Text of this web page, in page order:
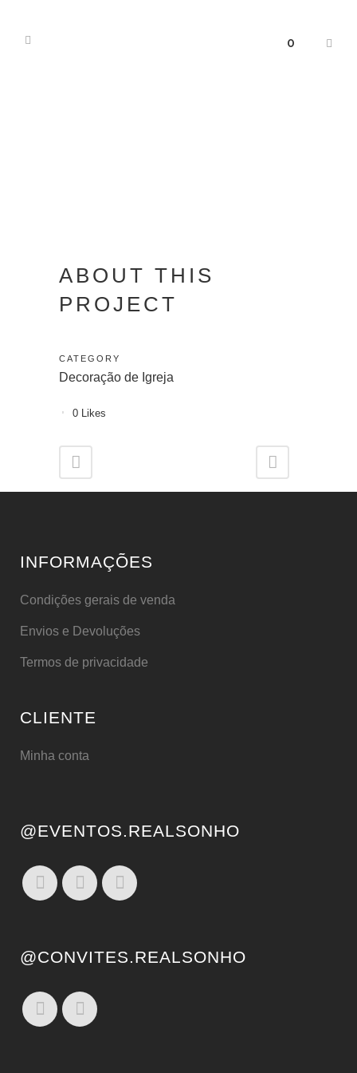
0
ABOUT THIS
PROJECT
CATEGORY
Decoração de Igreja
0 Likes
INFORMAÇÕES
Condições gerais de venda
Envios e Devoluções
Termos de privacidade
CLIENTE
Minha conta
@EVENTOS.REALSONHO
@CONVITES.REALSONHO